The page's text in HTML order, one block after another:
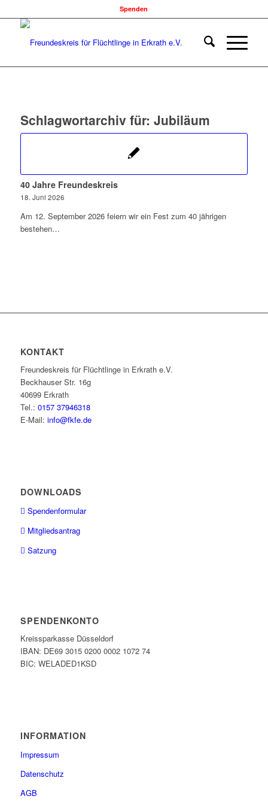
Spenden
Schlagwortarchiv für: Jubiläum
40 Jahre Freundeskreis
18. Juni 2026
Am 12. September 2026 feiern wir ein Fest zum 40 jährigen
bestehen…
KONTAKT
Freundeskreis für Flüchtlinge in Erkrath e.V.
Beckhauser Str. 16g
40699 Erkrath
Tel.: 0157 37946318
E-Mail: info@fkfe.de
DOWNLOADS
Spendenformular
Mitgliedsantrag
Satzung
SPENDENKONTO
Kreissparkasse Düsseldorf
IBAN: DE69 3015 0200 0002 1072 74
BIC: WELADED1KSD
INFORMATION
Impressum
Datenschutz
AGB